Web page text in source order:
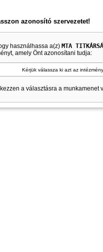
azonosító szervezetet!
használhassa a(z) MTA
amely Önt azonosítani tudja:
Kérjük válassza ki azt az
a választásra a munkamenet